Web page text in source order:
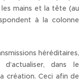
mains et la tête (au
à la colonne
héréditaires,
dans le
création. Ceci afin de